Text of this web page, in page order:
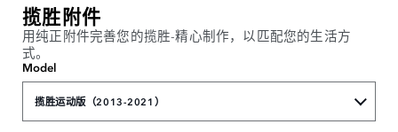
揽胜附件
用纯正附件完善您的揽胜-精心制作，以匹配您的生活方
式。
Model
揽胜运动版（2013-2021）